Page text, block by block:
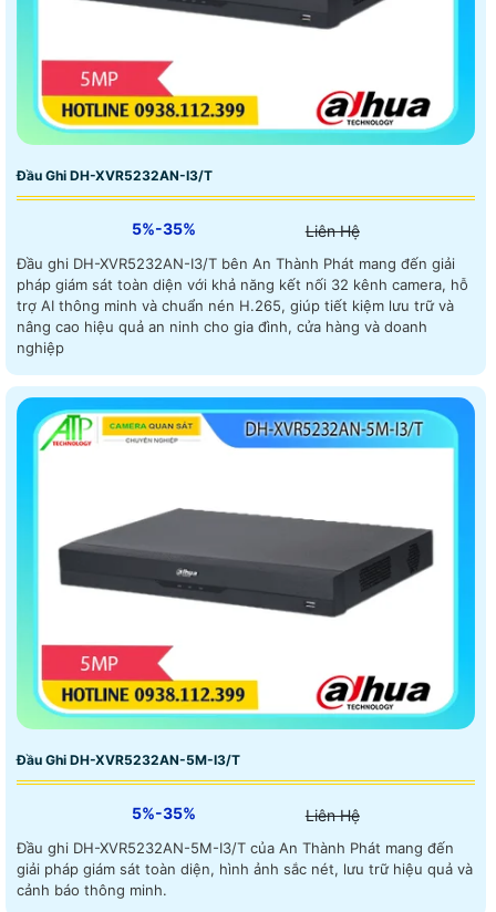
Đầu Ghi DH-XVR5232AN-I3/T
5%-35% Liên Hệ
Đầu ghi DH-XVR5232AN-I3/T bên An Thành Phát mang đến giải
pháp giám sát toàn diện với khả năng kết nối 32 kênh camera, hỗ
trợ AI thông minh và chuẩn nén H.265, giúp tiết kiệm lưu trữ và
nâng cao hiệu quả an ninh cho gia đình, cửa hàng và doanh
nghiệp
Đầu Ghi DH-XVR5232AN-5M-I3/T
5%-35% Liên Hệ
Đầu ghi DH-XVR5232AN-5M-I3/T của An Thành Phát mang đến
giải pháp giám sát toàn diện, hình ảnh sắc nét, lưu trữ hiệu quả và
cảnh báo thông minh.